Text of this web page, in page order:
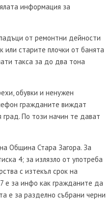
информация за
от ремонтни дейности
или старите плочки от банята
такса за до два тона
обувки и ненужен
гражданите виждат
По този начин те дават
Община Стара Загора. За
4; за излязло от употреба
с изтекъл срок на
е за инфо как гражданите да
е за разделно събрани черни